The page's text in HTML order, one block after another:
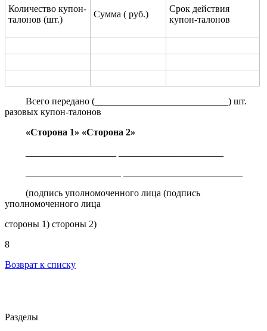
Количество купон-
талонов (шт.)
Сумма ( руб.)
Срок действия
купон-талонов
Всего передано (____________________________) шт.
разовых купон-талонов
«Сторона 1» «Сторона 2»
(подпись уполномоченного лица (подпись
уполномоченного лица
стороны 1) стороны 2)
8
Возврат к списку
Разделы